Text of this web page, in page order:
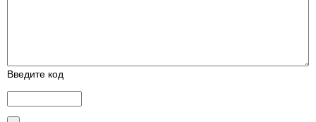
Введите код